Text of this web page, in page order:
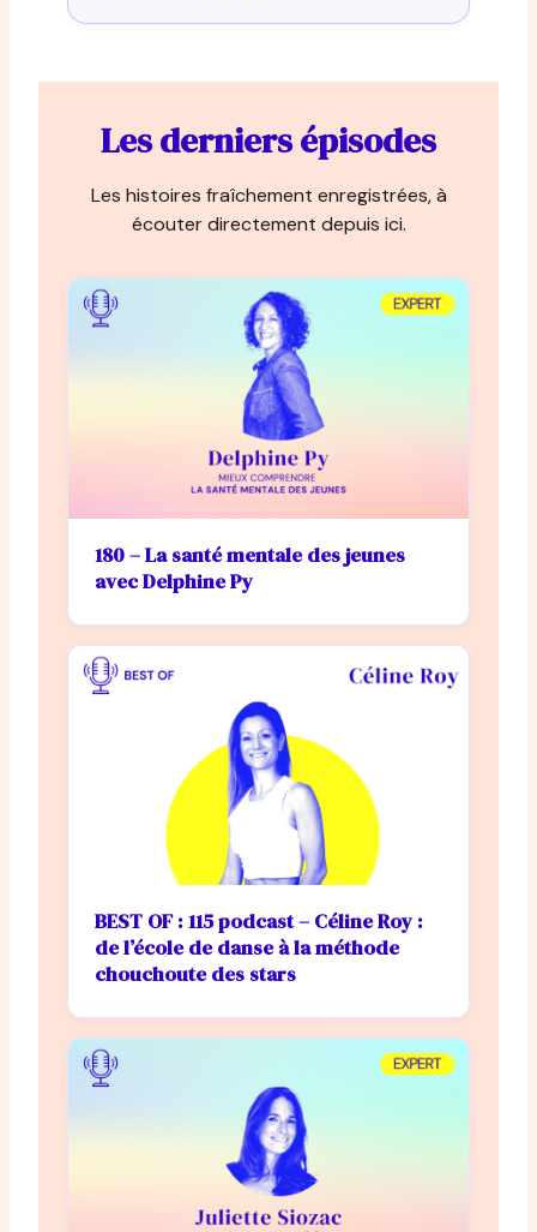
Les derniers épisodes
Les histoires fraîchement enregistrées, à
écouter directement depuis ici.
180 – La santé mentale des jeunes
avec Delphine Py
BEST OF : 115 podcast – Céline Roy :
de l’école de danse à la méthode
chouchoute des stars